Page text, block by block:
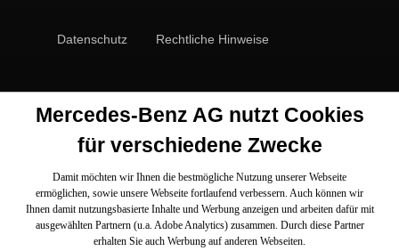
Datenschutz Rechtliche Hinweise
Mercedes-Benz AG nutzt Cookies
für verschiedene Zwecke
Damit möchten wir Ihnen die bestmögliche Nutzung unserer Webseite
ermöglichen, sowie unsere Webseite fortlaufend verbessern. Auch können wir
Ihnen damit nutzungsbasierte Inhalte und Werbung anzeigen und arbeiten dafür mit
ausgewählten Partnern (u.a. Adobe Analytics) zusammen. Durch diese Partner
erhalten Sie auch Werbung auf anderen Webseiten.